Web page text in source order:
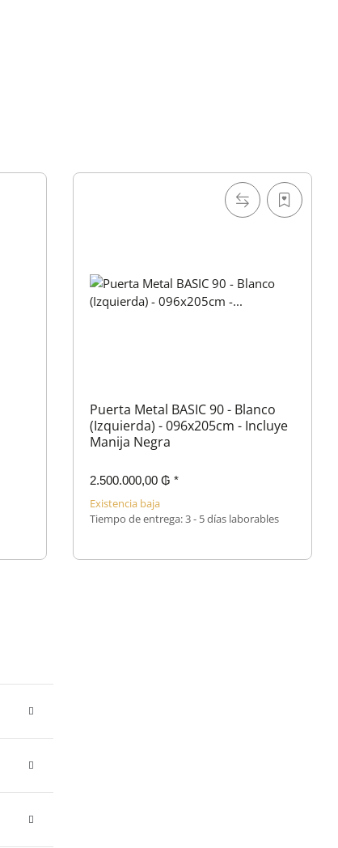
Puerta Metal BASIC 90 - Blanco
(Izquierda) - 096x205cm - Incluye
Manija Negra
2.500.000,00 ₲ *
Existencia baja
Tiempo de entrega:3 - 5 días laborables